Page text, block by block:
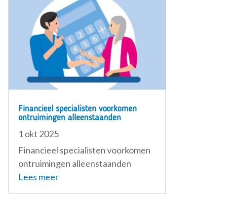
Financieel specialisten voorkomen
ontruimingen alleenstaanden
1 okt 2025
Financieel specialisten voorkomen
ontruimingen alleenstaanden
Lees meer